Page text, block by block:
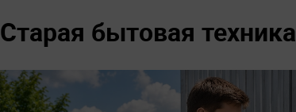
Старая бытовая техника